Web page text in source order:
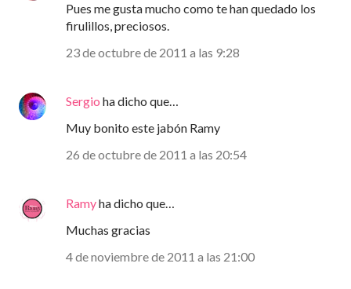
Pues me gusta mucho como te han quedado los
firulillos, preciosos.
23 de octubre de 2011 a las 9:28
Sergio ha dicho que…
Muy bonito este jabón Ramy
26 de octubre de 2011 a las 20:54
Ramyha dicho que…
Muchas gracias
4 de noviembre de 2011 a las 21:00